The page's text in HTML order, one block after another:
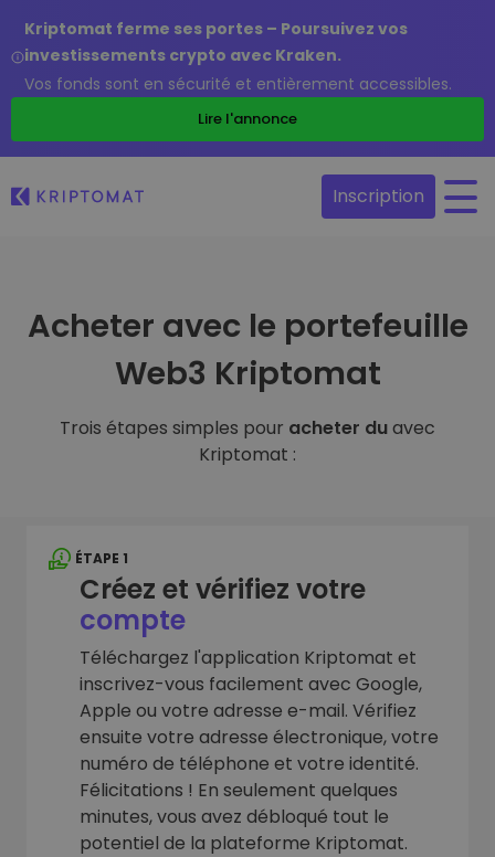
Kriptomat ferme ses portes – Poursuivez vos
investissements crypto avec Kraken.
Vos fonds sont en sécurité et entièrement accessibles.
Lire l'annonce
Inscription
Acheter avec le portefeuille
Web3 Kriptomat
Trois étapes simples pour acheter duavec
Kriptomat :
ÉTAPE 1
Créez et vérifiez votre
compte
Téléchargez l'application Kriptomat et
inscrivez-vous facilement avec Google,
Apple ou votre adresse e-mail. Vérifiez
ensuite votre adresse électronique, votre
numéro de téléphone et votre identité.
Félicitations ! En seulement quelques
minutes, vous avez débloqué tout le
potentiel de la plateforme Kriptomat.